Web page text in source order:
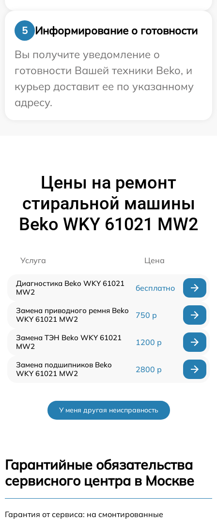
5
Информирование о готовности
Вы получите уведомление о
готовности Вашей техники Beko, и
курьер доставит ее по указанному
адресу.
Цены на ремонт
стиральной машины
Beko WKY 61021 MW2
Услуга Цена
Диагностика Beko WKY 61021
MW2
бесплатно
Замена приводного ремня Beko
WKY 61021 MW2
750 р
Замена ТЭН Beko WKY 61021
MW2
1200 р
Замена подшипников Beko
WKY 61021 MW2
2800 р
У меня другая неисправность
Гарантийные обязательства
сервисного центра в Москве
Гарантия от сервиса: на смонтированные